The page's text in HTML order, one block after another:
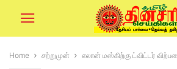
Home சற்றுமுன் எலான் மஸ்கிற்கு ட்விட்டர்